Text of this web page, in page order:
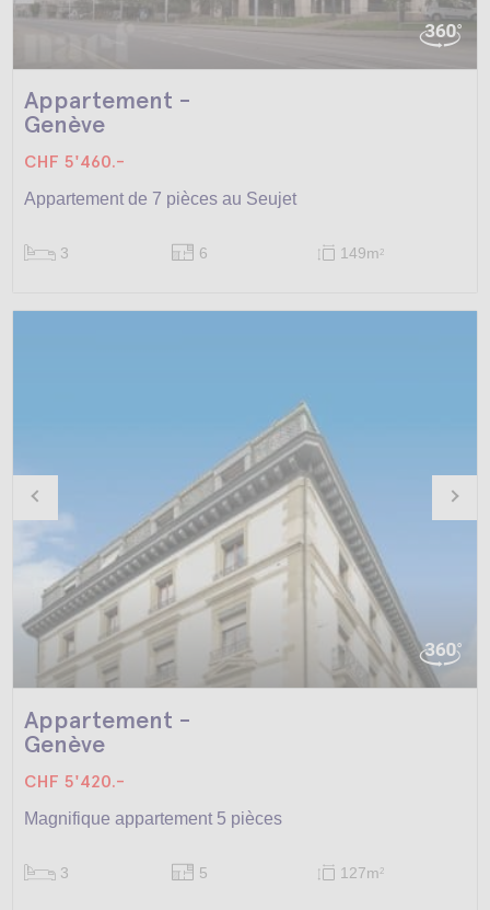
Appartement -
Genève
CHF 5'460.-
Appartement de 7 pièces au Seujet
3 6 149m2
Appartement -
Genève
CHF 5'420.-
Magnifique appartement 5 pièces
3 5 127m2